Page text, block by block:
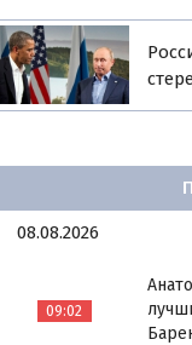
08.08.2026
09:02